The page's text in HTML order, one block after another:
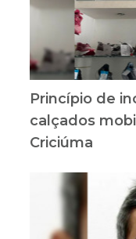
Princípio de
calçados
Criciúma